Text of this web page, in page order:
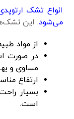
انواع تشک
می‌شود. این
از مواد
در صورت
مساوی و
ارتفاع
بسیار
است.